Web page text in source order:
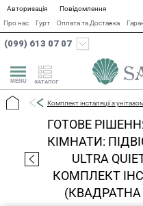
Авторизація
Повідомлення
Про нас
Гурт Оплата та Доставка
(099) 613 07 07
КАТАЛОГ
Комплект інсталяції з
ГОТОВЕ
КІМНАТИ:
ULTRA
КОМПЛЕКТ
(КВАДРАТНА